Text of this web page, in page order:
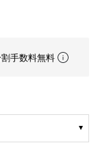
手数料無料